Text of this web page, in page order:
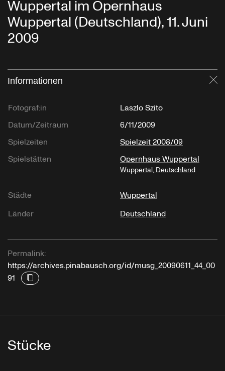
Wuppertal im Opernhaus
Wuppertal (Deutschland), 11. Juni
2009
Informationen
Fotograf:in
Laszlo Szito
Datum/Zeitraum
6/11/2009
Spielzeiten
Spielzeit 2008/09
Spielstätten
Opernhaus Wuppertal
Wuppertal, Deutschland
Städte
Wuppertal
Länder
Deutschland
Permalink:
https://archives.pinabausch.org/id/musg_20090611_44_00
91
Stücke